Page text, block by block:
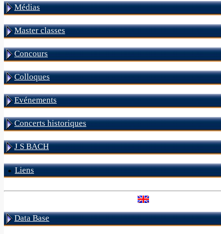
Médias
Master classes
Concours
Colloques
Evénements
Concerts historiques
J S BACH
Liens
Data Base